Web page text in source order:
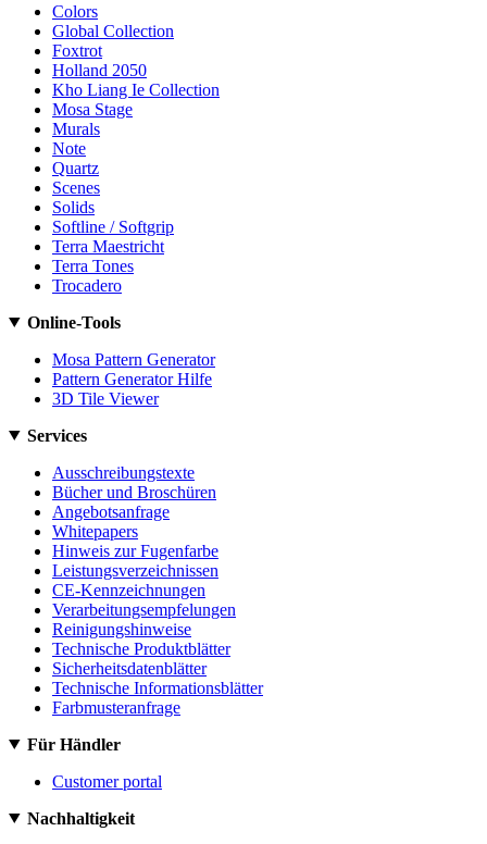
Colors
Global Collection
Foxtrot
Holland 2050
Kho Liang Ie Collection
Mosa Stage
Murals
Note
Quartz
Scenes
Solids
Softline / Softgrip
Terra Maestricht
Terra Tones
Trocadero
Online-Tools
Mosa Pattern Generator
Pattern Generator Hilfe
3D Tile Viewer
Services
Ausschreibungstexte
Bücher und Broschüren
Angebotsanfrage
Whitepapers
Hinweis zur Fugenfarbe
Leistungsverzeichnissen
CE-Kennzeichnungen
Verarbeitungsempfelungen
Reinigungshinweise
Technische Produktblätter
Sicherheitsdatenblätter
Technische Informationsblätter
Farbmusteranfrage
Für Händler
Customer portal
Nachhaltigkeit